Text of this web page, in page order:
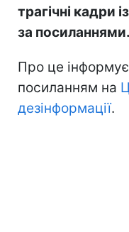
трагічні кадри
за посиланнями.
Про це інформує
посиланням на
дезінформації.